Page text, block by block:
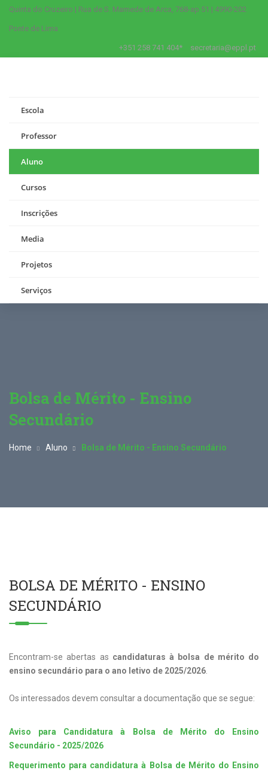
Quinta do Cruzeiro | Rua de S. Mamede de Arca, 768-ap 51 | 4990-202
Ponte de Lima
+351 258 741 404* secretaria@eppl.pt
Escola
Professor
Aluno
Cursos
Inscrições
Media
Projetos
Serviços
Bolsa de Mérito - Ensino
Secundário
Home Aluno Bolsa de Mérito - Ensino Secundário
BOLSA DE MÉRITO - ENSINO
SECUNDÁRIO
Encontram-se abertas as candidaturas à bolsa de mérito do
ensino secundário para o ano letivo de 2025/2026
Os interessados devem consultar a documentação que se segue:
Aviso para Candidatura à Bolsa de Mérito do Ensino
Secundário - 2025/2026
Requerimento para candidatura à Bolsa de Mérito do Ensino